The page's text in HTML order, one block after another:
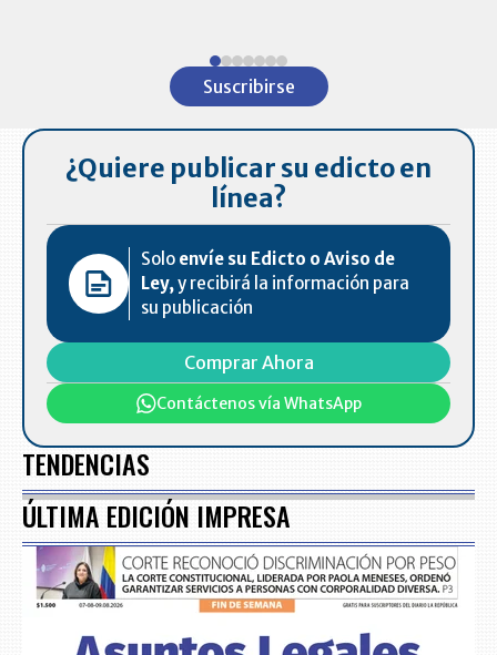
Suscribirse
¿Quiere publicar su edicto en
línea?
Solo envíe su Edicto o Aviso de
Ley,y recibirá la información para
su publicación
Comprar Ahora
Contáctenos vía WhatsApp
TENDENCIAS
ÚLTIMA EDICIÓN IMPRESA